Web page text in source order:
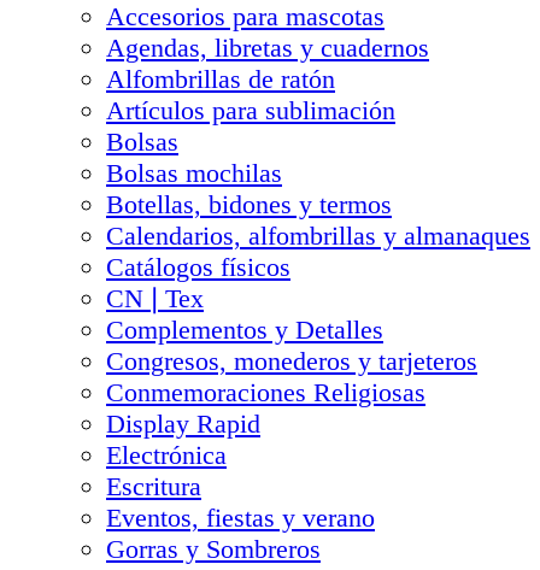
Accesorios para mascotas
Agendas, libretas y cuadernos
Alfombrillas de ratón
Artículos para sublimación
Bolsas
Bolsas mochilas
Botellas, bidones y termos
Calendarios, alfombrillas y almanaques
Catálogos físicos
CN❘Tex
Complementos y Detalles
Congresos, monederos y tarjeteros
Conmemoraciones Religiosas
Display Rapid
Electrónica
Escritura
Eventos, fiestas y verano
Gorras y Sombreros